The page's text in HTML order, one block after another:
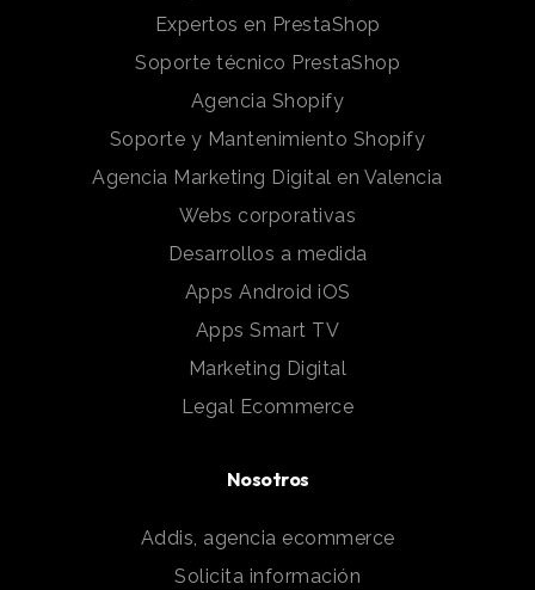
Expertos en PrestaShop
Soporte técnico PrestaShop
Agencia Shopify
Soporte y Mantenimiento Shopify
Agencia Marketing Digital en Valencia
Webs corporativas
Desarrollos a medida
Apps Android iOS
Apps Smart TV
Marketing Digital
Legal Ecommerce
Nosotros
Addis, agencia ecommerce
Solicita información